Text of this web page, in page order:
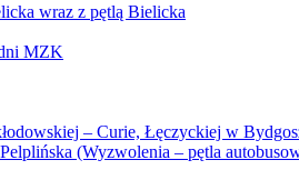
wraz z pętlą Bielicka
MZK
– Curie, Łęczyckiej w
(Wyzwolenia – pętla